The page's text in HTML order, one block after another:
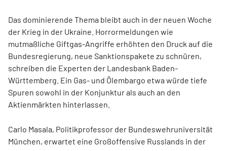
Das dominierende Thema bleibt auch in der neuen Woche
der Krieg in der Ukraine. Horrormeldungen wie
mutmaßliche Giftgas-Angriffe erhöhten den Druck auf die
Bundesregierung, neue Sanktionspakete zu schnüren,
schreiben die Experten der Landesbank Baden-
Württemberg. Ein Gas- und Ölembargo etwa würde tiefe
Spuren sowohl in der Konjunktur als auch an den
Aktienmärkten hinterlassen.
Carlo Masala, Politikprofessor der Bundeswehruniversität
München, erwartet eine Großoffensive Russlands in der